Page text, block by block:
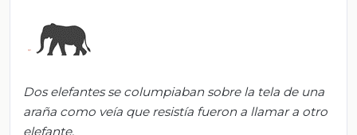
Dos elefantes se columpiaban sobre la tela de una
araña como veía que resistía fueron a llamar a otro
elefante.